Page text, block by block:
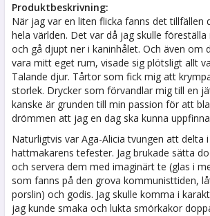
Produktbeskrivning:
När jag var en liten flicka fanns det tillfällen
hela världen. Det var då jag skulle
och gå djupt ner i kaninhålet. Och även om
vara mitt eget rum, visade sig plötsligt allt
Talande djur. Tårtor som fick mig att
storlek. Drycker som förvandlar mig till en
kanske är grunden till min passion för att
drömmen att jag en dag ska kunna
Naturligtvis var Aga-Alicia tvungen att delta
hattmakarens tefester. Jag brukade sätta
och servera dem med imaginärt te (glas i
som fanns på den grova kommunisttiden,
porslin) och godis. Jag skulle komma i
jag kunde smaka och lukta smörkakor